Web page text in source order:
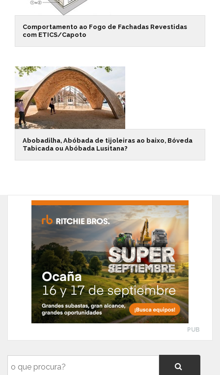
Comportamento ao Fogo de Fachadas Revestidas
com ETICS/Capoto
Abobadilha, Abóbada de tijoleiras ao baixo, Bóveda
Tabicada ou Abóbada Lusitana?
PUB